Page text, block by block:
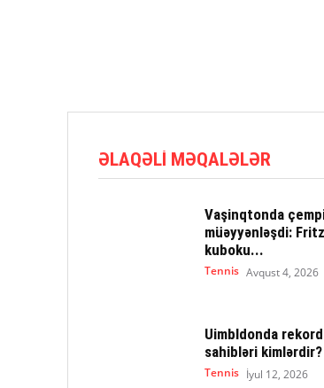
ƏLAQƏLI MƏQALƏLƏR
Vaşinqtonda
müəyyənləşdi:
kuboku...
Tennis Avqust 4, 2026
Uimbldonda
sahibləri kimlərdir?
Tennis İyul 12, 2026